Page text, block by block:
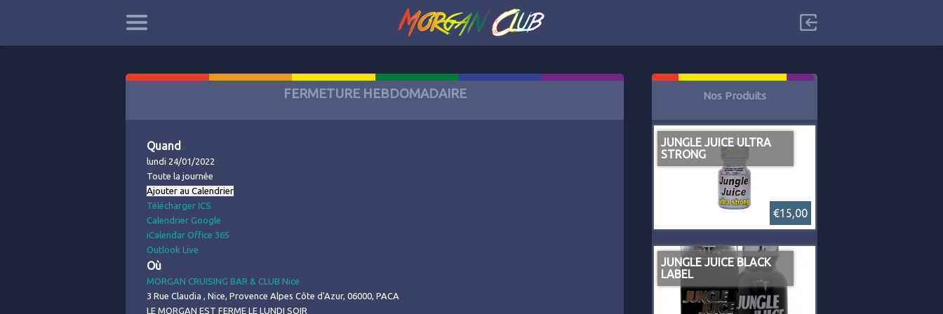
FERMETURE HEBDOMADAIRE
Quand
lundi 24/01/2022
Toute la journée
Ajouter au Calendrier
Télécharger ICS
Calendrier Google
iCalendar Office 365
Outlook Live
Où
MORGAN CRUISING BAR & CLUB Nice
3 Rue Claudia , Nice, Provence Alpes Côte d'Azur, 06000, PACA
LE MORGAN EST FERME LE LUNDI SOIR
Nos Produits
JUNGLE JUICE ULTRA
STRONG
€15,00
JUNGLE JUICE BLACK
LABEL